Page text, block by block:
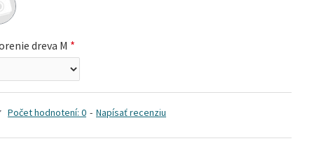
Počet hodnotení: 0 - Napísať recenziu
dreva M